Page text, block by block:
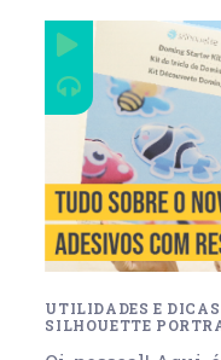
UTILIDADES E DICAS
SILHOUETTE